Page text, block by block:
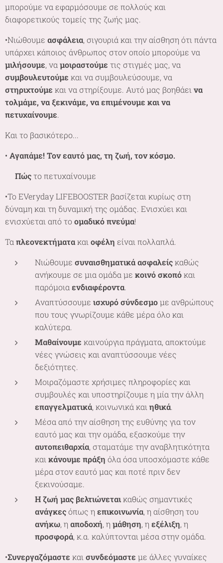
μπορούμε να εφαρμόσουμε σε πολλούς και
διαφορετικούς τομείς της ζωής μας.
•Νιώθουμε ασφάλεια, σιγουριά και την αίσθηση ότι πάντα
υπάρχει κάποιος άνθρωπος στον οποίο μπορούμε να
μιλήσουμε, να μοιραστούμε τις στιγμές μας, να
συμβουλευτούμε και να συμβουλεύσουμε, να
στηριχτούμε και να στηρίξουμε. Αυτό μας βοηθάει να
τολμάμε, να ξεκινάμε, να επιμένουμε και να
πετυχαίνουμε.
Και το βασικότερο...
• Αγαπάμε! Τον εαυτό μας, τη ζωή, τον κόσμο.
Πώςτο πετυχαίνουμε
•Το EVeryday LIFEBOOSTER βασίζεται κυρίως στη
δύναμη και τη δυναμική της ομάδας. Ενισχύει και
ενισχύεται από τοομαδικό πνεύμα!
Τα πλεονεκτήματακαι οφέλη είναι πολλαπλά.
Νιώθουμε συναισθηματικά ασφαλείςκαθώς
ανήκουμε σε μια ομάδα με κοινό σκοπόκαι
παρόμοια ενδιαφέροντα.
Αναπτύσσουμε ισχυρό σύνδεσμομε ανθρώπους
που τους γνωρίζουμε κάθε μέρα όλο και
καλύτερα.
Μαθαίνουμε καινούργια πράγματα, αποκτούμε
νέες γνώσεις και αναπτύσσουμε νέες
δεξιότητες.
Μοιραζόμαστε χρήσιμες πληροφορίες και
συμβουλές και υποστηρίζουμε η μία την άλλη
επαγγελματικά, κοινωνικά και ηθικά.
Μέσα από την αίσθηση της ευθύνης για τον
εαυτό μας και την ομάδα, εξασκούμε την
αυτοπειθαρχία, σταματάμε την αναβλητικότητα
και κάνουμε πράξη όλα όσα υποσχόμαστε κάθε
μέρα στον εαυτό μας και ποτέ πριν δεν
ξεκινούσαμε.
Η ζωή μας βελτιώνεταικαθώς σημαντικές
ανάγκεςόπως η επικοινωνία, η αίσθηση του
ανήκω, η αποδοχή, η μάθηση, η εξέλιξη, η
προσφορά, κ.α. καλύπτονται μέσα στην ομάδα.
•Συνεργαζόμαστε και συνδεόμαστε με άλλες γυναίκες